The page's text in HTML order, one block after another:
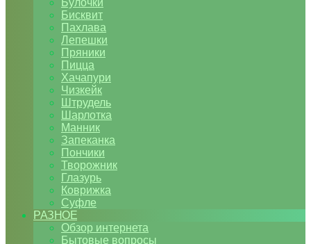
Булочки
Бисквит
Пахлава
Лепешки
Пряники
Пицца
Хачапури
Чизкейк
Штрудель
Шарлотка
Манник
Запеканка
Пончики
Творожник
Глазурь
Коврижка
Суфле
РАЗНОЕ
Обзор интернета
Бытовые вопросы